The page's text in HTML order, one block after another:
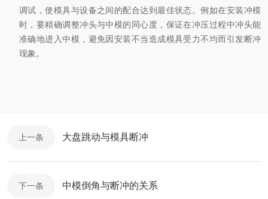
调试，使模具与设备之间的配合达到最佳状态。例如在安装冲模
时，要精确调整冲头与中模的同心度，保证在冲压过程中冲头能
准确地进入中模，避免因安装不当造成模具受力不均而引发断冲
现象。
上一条 大盘跳动与模具断冲
下一条 中模倒角与断冲的关系